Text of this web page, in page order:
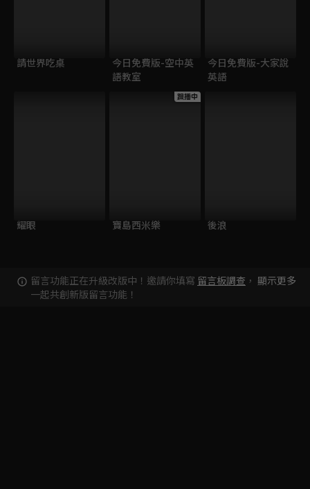
請世界吃桌
今日免費版-空中英
語教室
今日免費版-大家說
英語
耀眼
跟播中
寶島西米樂 後浪
留言功能正在升級改版中！邀請你填寫 留言板調查 ，
一起共創新版留言功能！
顯示更多